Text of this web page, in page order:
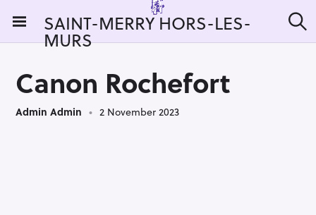
i
SAINT-MERRY HORS-LES-
MURS e
Canon Rochefort
Admin Admin 2 November 2023